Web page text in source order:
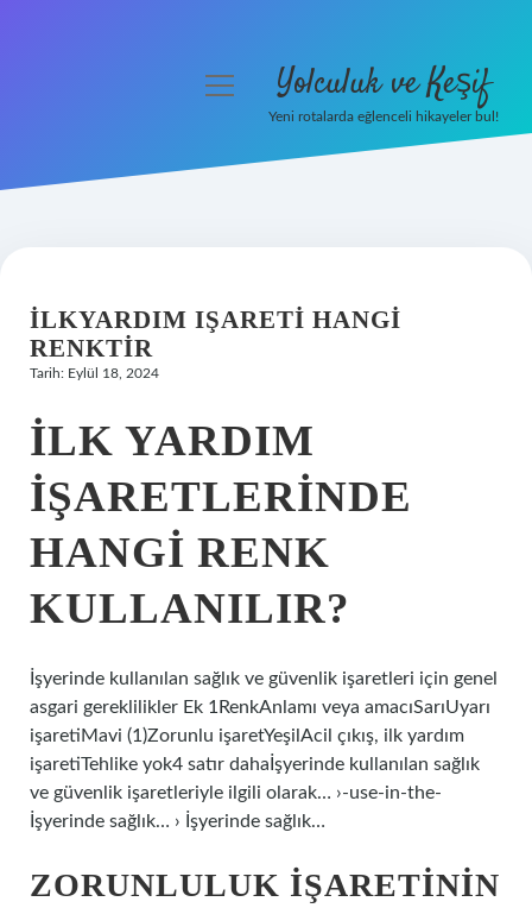
Hakkımızda
menüyü Yolculuk ve Keşif
Yeni rotalarda eğlenceli hikayeler bul!
İLKYARDIM IŞARETI HANGI
RENKTIR
Tarih: Eylül 18, 2024
İLK YARDIM
IŞARETLERINDE
HANGI RENK
KULLANILIR?
İşyerinde kullanılan sağlık ve güvenlik işaretleri için genel
asgari gereklilikler Ek 1RenkAnlamı veya amacıSarıUyarı
işaretiMavi (1)Zorunlu işaretYeşilAcil çıkış, ilk yardım
işaretiTehlike yok4 satır dahaİşyerinde kullanılan sağlık
ve güvenlik işaretleriyle ilgili olarak… ›-use-in-the-
İşyerinde sağlık… › İşyerinde sağlık…
ZORUNLULUK IŞARETININ